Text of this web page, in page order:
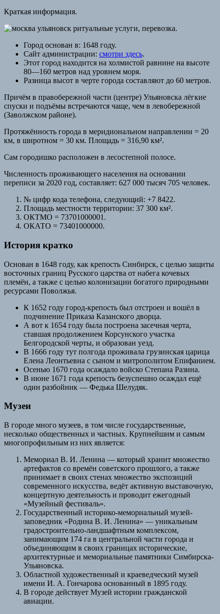
Краткая информация.
Город основан в: 1648 году.
Сайт администрации: смотри здесь.
Этот город находится на холмистой равнине на высоте
80—160 метров над уровнем моря.
Разница высот в черте города составляют до 60 метров.
Причём в правобережной части (центре) Ульяновска лёгкие
спуски и подъёмы встречаются чаще, чем в левобережной
(Заволжском районе).
Протяжённость города в меридиональном направлении = 20
км, в широтном = 30 км. Площадь = 316,90 км².
Сам городишко расположен в лесостепной полосе.
Численность проживающего населения на основании
переписи за 2020 год, составляет: 627 000 тысяч 705 человек.
№ цифр кода телефона, следующий: +7 8422.
Площадь местности территории: 37 300 км².
ОКТМО = 73701000001.
ОКАТО = 73401000000.
История кратко
Основан в 1648 году, как крепость Синбирск, с целью защиты
восточных границ Русского царства от набега кочевых
племён, а также с целью колонизации богатого природными
ресурсами Поволжья.
К 1652 году город-крепость был отстроен и вошёл в
подчинение Приказа Казанского дворца.
А вот к 1654 году была построена засечная черта,
ставшая продолжением Корсунского участка
Белгородской черты, и образован уезд.
В 1666 году тут полгода проживала грузинская царица
Елена Леонтьевна с сыном и митрополитом Епифанием.
Осенью 1670 года осаждало войско Степана Разина.
В июне 1671 года крепость безуспешно осаждал ещё
один разбойник — Федька Шелудяк.
Музеи
В городе много музеев, в том числе государственные,
несколько общественных и частных. Крупнейшим и самым
многопрофильным из них является:
Мемориал В. И. Ленина — который хранит множество
артефактов со времён советского прошлого, а также
принимает в своих стенах множество экспозиций
современного искусства, ведёт активную выставочную,
концертную деятельность и проводит ежегодный
«Музейный фестиваль».
Государственный историко-мемориальный музей-
заповедник «Родина В. И. Ленина» — уникальным
градостроительно-ландшафтным комплексом,
занимающим 174 га в центральной части города и
объединяющим в своих границах исторические,
архитектурные и мемориальные памятники Симбирска-
Ульяновска.
Областной художественный и краеведческий музей
имени И. А. Гончарова основанный в 1895 году.
В городе действует Музей истории гражданской
авиации.